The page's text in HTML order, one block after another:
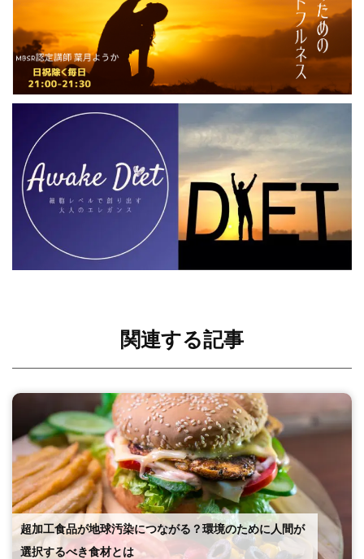
関連する記事
超加工食品が地球汚染につながる？環境のために人間が
選択するべき食材とは